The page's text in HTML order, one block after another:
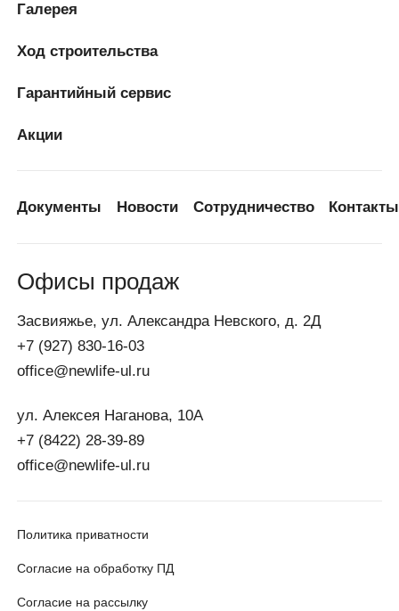
Галерея
Ход строительства
Гарантийный сервис
Акции
Документы Новости Сотрудничество Контакты
Офисы продаж
Засвияжье, ул. Александра Невского, д. 2Д
+7 (927) 830-16-03
office@newlife-ul.ru
ул. Алексея Наганова, 10А
+7 (8422) 28-39-89
office@newlife-ul.ru
Политика приватности
Согласие на обработку ПД
Согласие на рассылку